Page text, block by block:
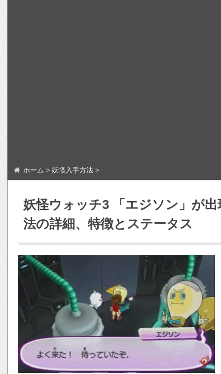
ホーム > 妖怪入手方法 >
妖怪ウォッチ3 「エジソン」が
法の詳細、特徴とステータス